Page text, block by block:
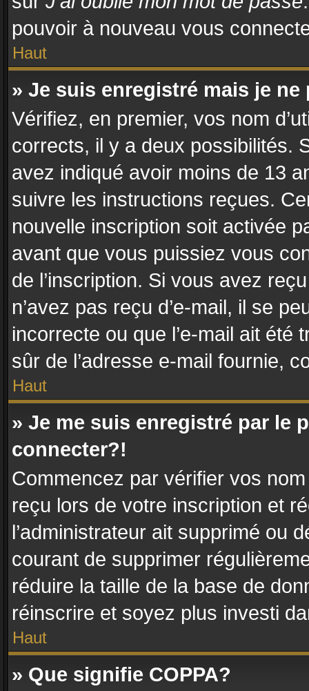
pouvoir à nouveau vous
Haut
» Je suis enregistré mais je
Vérifiez, en premier, vos nom
corrects, il y a deux possibilités.
avez indiqué avoir moins de 13
suivre les instructions reçues.
nouvelle inscription soit activée
avant que vous puissiez vous
de l’inscription. Si vous avez
n’avez pas reçu d’e-mail, il se
incorrecte ou que l’e-mail ait
sûr de l’adresse e-mail fournie,
Haut
» Je me suis enregistré par le
connecter?!
Commencez par vérifier vos
reçu lors de votre inscription et
l’administrateur ait supprimé ou
courant de supprimer
réduire la taille de la base de
réinscrire et soyez plus investi
Haut
» Que signifie COPPA?